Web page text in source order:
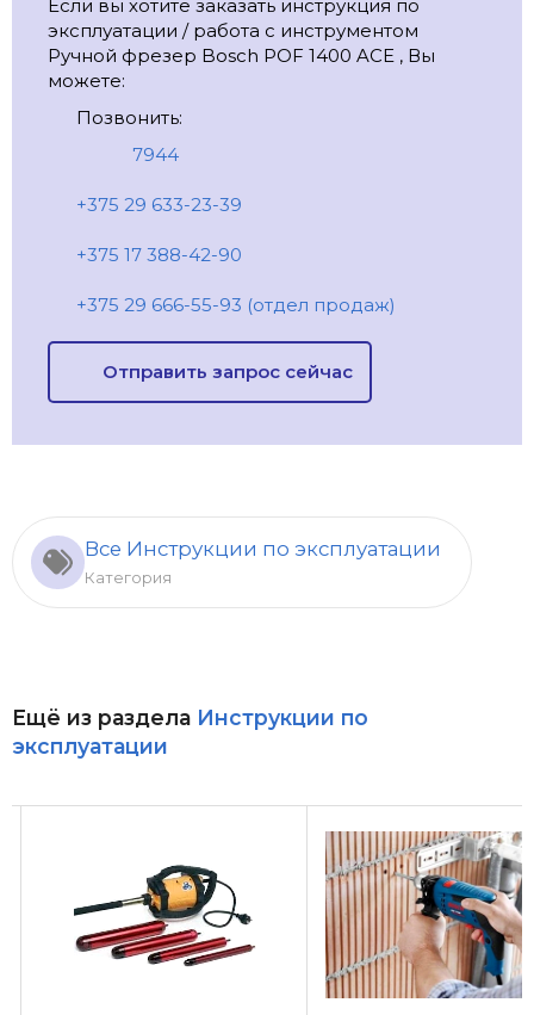
Если вы хотите заказать инструкция по
эксплуатации / работа с инструментом
Ручной фрезер Bosch POF 1400 AСE , Вы
можете:
Позвонить:
7944
+375 29 633-23-39
+375 17 388-42-90
+375 29 666-55-93 (отдел продаж)
Отправить запрос сейчас
Все Инструкции по эксплуатации
Категория
Ещё из раздела Инструкции по
эксплуатации